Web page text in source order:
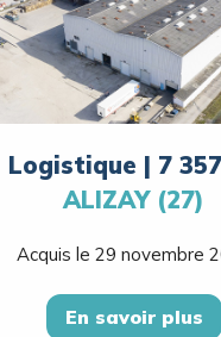
Logistique | 7
ALIZAY (27)
Acquis le 29 novembre
En savoir plus